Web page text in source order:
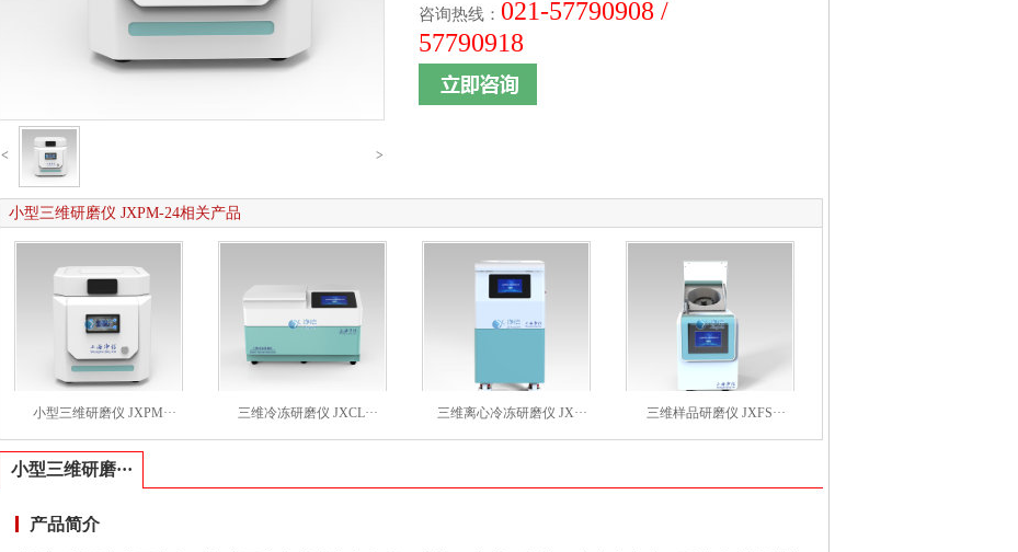
< >
咨询热线： 021-57790908 /
57790918
小型三维研磨仪 JXPM-24相关产品
小型三维研磨仪 JXPM··· 三维冷冻研磨仪 JXCL··· 三维离心冷冻研磨仪 JX··· 三维样品研磨仪 JXFS···
小型三维研磨···
产品简介